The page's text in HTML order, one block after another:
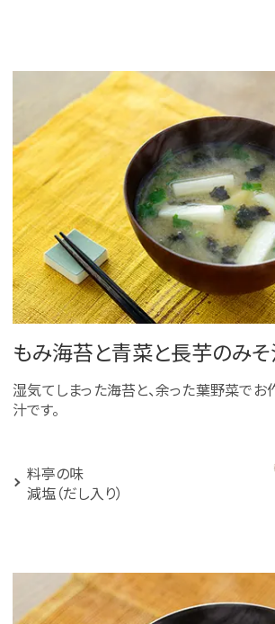
もみ海苔と青菜と長芋のみ
湿気てしまった海苔と、余った葉野菜で
汁です。
料亭の味
減塩（だし入り）